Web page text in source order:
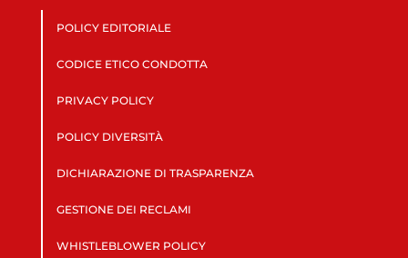
POLICY EDITORIALE
CODICE ETICO CONDOTTA
PRIVACY POLICY
POLICY DIVERSITÀ
DICHIARAZIONE DI TRASPARENZA
GESTIONE DEI RECLAMI
WHISTLEBLOWER POLICY